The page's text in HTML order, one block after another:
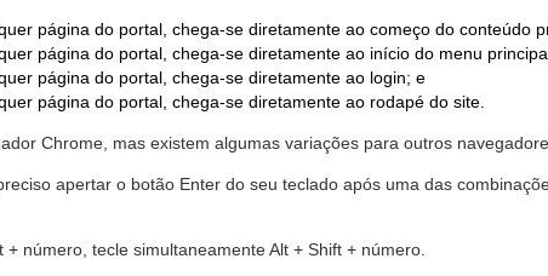
página do portal, chega-se diretamente ao começo do conteúdo
página do portal, chega-se diretamente ao início do menu
página do portal, chega-se diretamente ao login; e
página do portal, chega-se diretamente ao rodapé do site.
Chrome, mas existem algumas variações para outros
apertar o botão Enter do seu teclado após uma das
número, tecle simultaneamente Alt + Shift + número.